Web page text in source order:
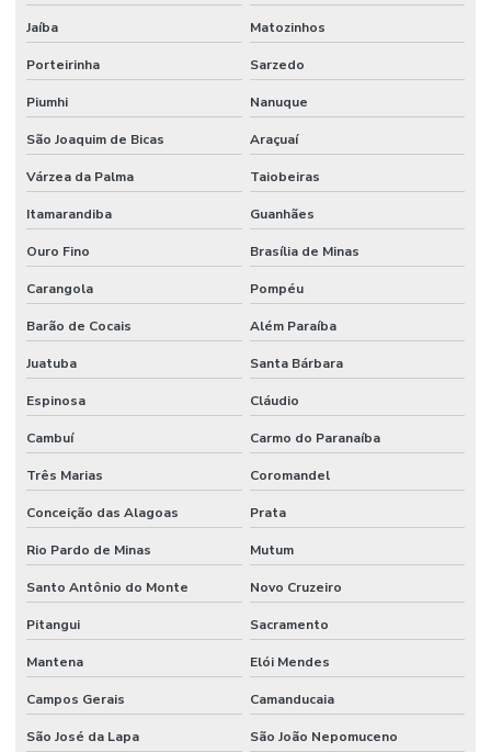
Jaíba Matozinhos
Porteirinha Sarzedo
Piumhi Nanuque
São Joaquim de Bicas Araçuaí
Várzea da Palma Taiobeiras
Itamarandiba Guanhães
Ouro Fino Brasília de Minas
Carangola Pompéu
Barão de Cocais Além Paraíba
Juatuba Santa Bárbara
Espinosa Cláudio
Cambuí Carmo do Paranaíba
Três Marias Coromandel
Conceição das Alagoas Prata
Rio Pardo de Minas Mutum
Santo Antônio do Monte Novo Cruzeiro
Pitangui Sacramento
Mantena Elói Mendes
Campos Gerais Camanducaia
São José da Lapa São João Nepomuceno